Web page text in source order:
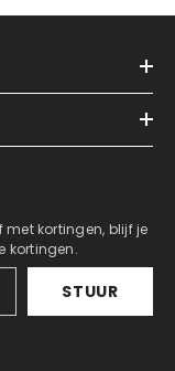
met kortingen, blijf je
kortingen.
STUUR